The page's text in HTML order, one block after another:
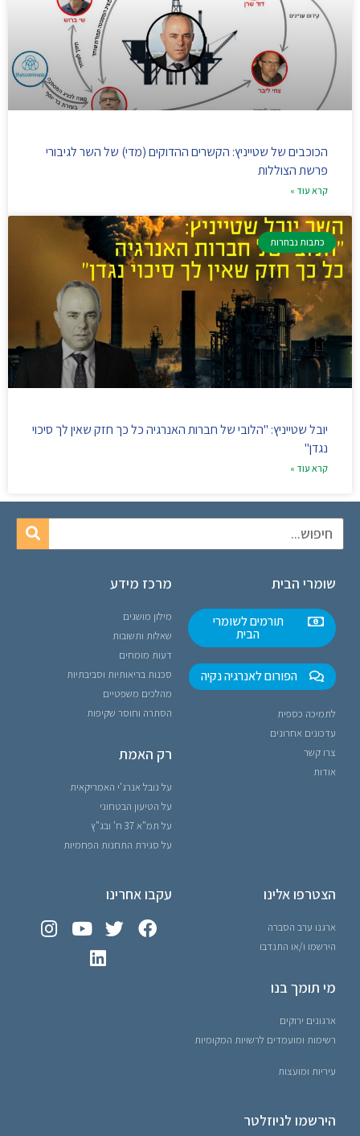
הכוכבים של שטייניץ: הקשרים ההדוקים (מדי) של השר לגיבורי
פרשת הצוללות
קרא עוד »
כתבות נבחרות
יובל שטייניץ: "הלובי של חברות האנרגיה כל כך חזק שאין לך סיכוי
נגדן"
קרא עוד »
שומרי הבית
תורמים לשומרי
הבית
הפורום לאנרגיה נקיה
לתמיכה כספית
עדכונים אחרונים
צרו קשר
אודות
מרכז מידע
מילון מושגים
שאלות ותשובות
דעות מומחים
סכנות בריאותיות וסביבתיות
מהלכים משפטיים
הסתרה וחוסר שקיפות
רק האמת
על נובל אנרג'י האמריקאית
על הטיעון הבטחוני
על תמ"א 37 ח' ובג"ץ
על סגירת התחנות הפחמיות
הצטרפו אלינו
ארגנו ערב הסברה
הירשמו ו/או התנדבו
מי תומך בנו
ארגונים ירוקים
רשימות ומועמדים לרשויות המקומיות
עיריות ומועצות
עקבו אחרינו
הירשמו לניוזלטר